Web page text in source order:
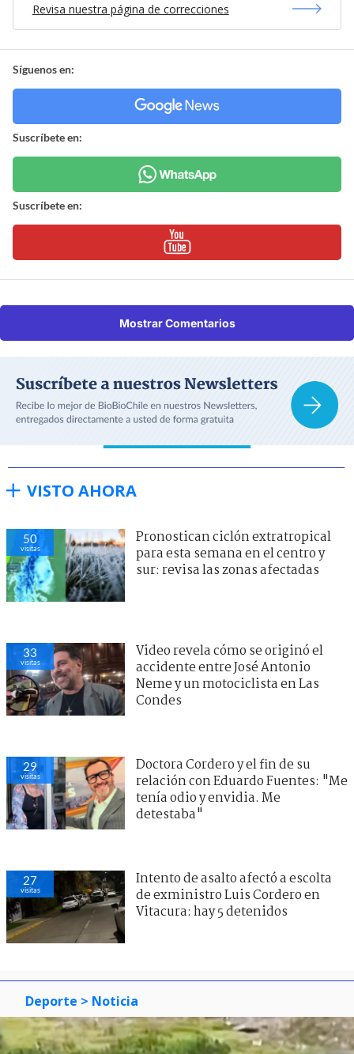
Revisa nuestra página de correcciones
Síguenos en:
Suscríbete en:
Suscríbete en:
Mostrar Comentarios
VISTO AHORA
50
visitas
Pronostican ciclón extratropical
para esta semana en el centro y
sur: revisa las zonas afectadas
33
visitas
Video revela cómo se originó el
accidente entre José Antonio
Neme y un motociclista en Las
Condes
29
visitas
Doctora Cordero y el fin de su
relación con Eduardo Fuentes: "Me
tenía odio y envidia. Me
detestaba"
27
visitas
Intento de asalto afectó a escolta
de exministro Luis Cordero en
Vitacura: hay 5 detenidos
Deporte > Noticia